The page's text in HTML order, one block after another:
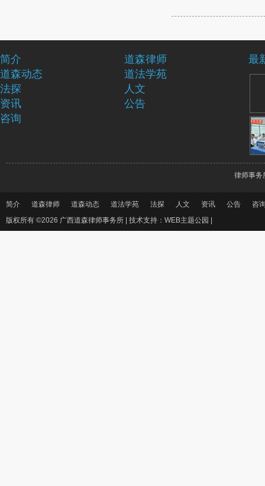
简介
道森律师
道森动态
道法学苑
法探
人文
资讯
公告
咨询
最
律师事务
简介 道森律师 道森动态 道法学苑 法探 人文 资讯 公告
咨
版权所有 ©2026 广西道森律师事务所 | 技术支持：WEB主题公园 |